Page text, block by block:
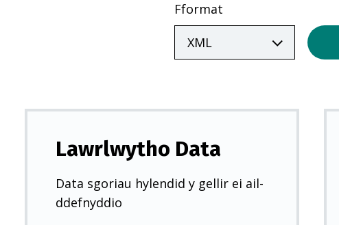
Fformat
Lawrlwytho Data
Data sgoriau hylendid y gellir ei ail-
ddefnyddio